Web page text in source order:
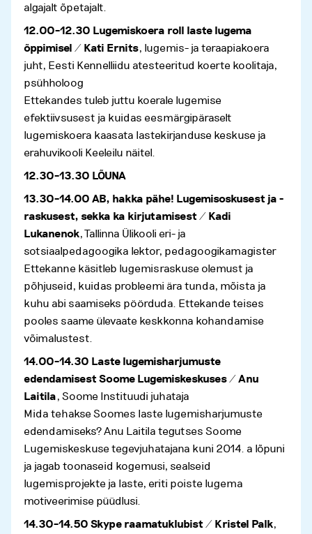
algajalt õpetajalt.
12.00–12.30 Lugemiskoera roll laste lugema
õppimisel / Kati Ernits, lugemis- ja teraapiakoera
juht, Eesti Kennelliidu atesteeritud koerte koolitaja,
psühholoog
Ettekandes tuleb juttu koerale lugemise
efektiivsusest ja kuidas eesmärgipäraselt
lugemiskoera kaasata lastekirjanduse keskuse ja
erahuvikooli Keeleilu näitel.
12.30–13.30 LÕUNA
13.30–14.00 AB, hakka pähe! Lugemisoskusest ja -
raskusest, sekka ka kirjutamisest / Kadi
Lukanenok, Tallinna Ülikooli eri- ja
sotsiaalpedagoogika lektor, pedagoogikamagister
Ettekanne käsitleb lugemisraskuse olemust ja
põhjuseid, kuidas probleemi ära tunda, mõista ja
kuhu abi saamiseks pöörduda. Ettekande teises
pooles saame ülevaate keskkonna kohandamise
võimalustest.
14.00–14.30 Laste lugemisharjumuste
edendamisest Soome Lugemiskeskuses / Anu
Laitila, Soome Instituudi juhataja
Mida tehakse Soomes laste lugemisharjumuste
edendamiseks? Anu Laitila tegutses Soome
Lugemiskeskuse tegevjuhatajana kuni 2014. a lõpuni
ja jagab toonaseid kogemusi, sealseid
lugemisprojekte ja laste, eriti poiste lugema
motiveerimise püüdlusi.
14.30–14.50 Skype raamatuklubist / Kristel Palk,